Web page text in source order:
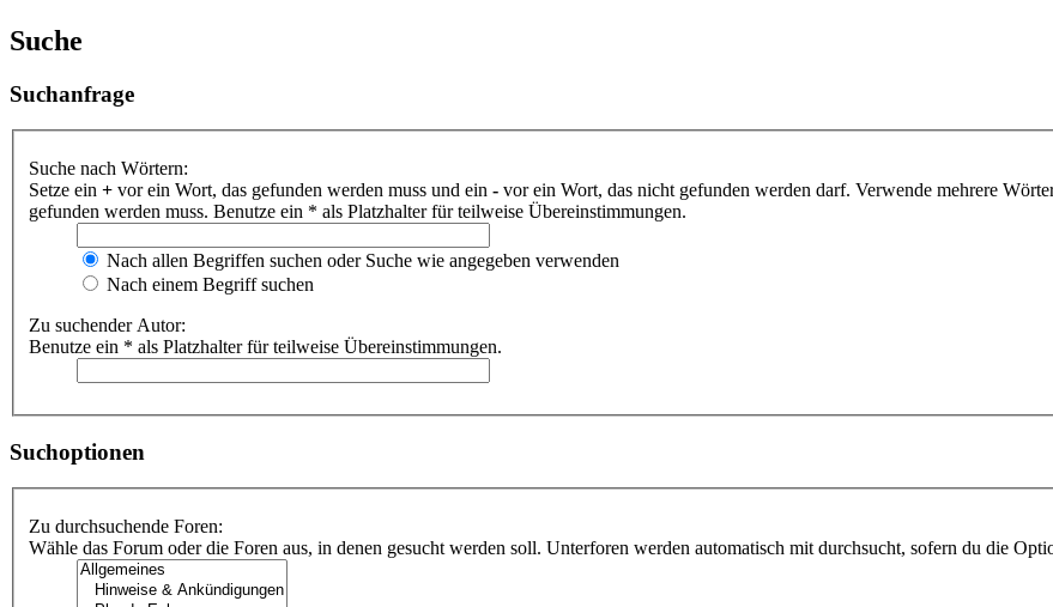
Suche
Suchanfrage
Suche nach Wörtern:
Setze ein + vor ein Wort, das gefunden werden muss und ein - vor ein Wort, das nicht gefunden werden darf. Verwende mehrere
gefunden werden muss. Benutze ein * als Platzhalter für teilweise Übereinstimmungen.
Nach allen Begriffen suchen oder Suche wie angegeben verwenden
Nach einem Begriff suchen
Zu suchender Autor:
Benutze ein * als Platzhalter für teilweise Übereinstimmungen.
Suchoptionen
Zu durchsuchende Foren:
Wähle das Forum oder die Foren aus, in denen gesucht werden soll. Unterforen werden automatisch mit durchsucht, sofern du die